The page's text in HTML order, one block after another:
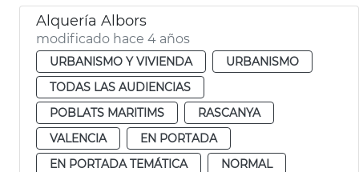
Alquería Albors
modificado hace 4 años
URBANISMO Y VIVIENDA
URBANISMO
TODAS LAS AUDIENCIAS
POBLATS MARITIMS
RASCANYA
VALENCIA
EN PORTADA
EN PORTADA TEMÁTICA
NORMAL